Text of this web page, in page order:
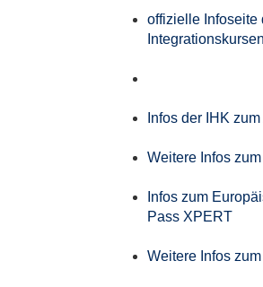
offizielle Infoseite
Integrationskursen
Infos der IHK
Weitere Infos
Infos zum
Pass XPERT
Weitere Infos